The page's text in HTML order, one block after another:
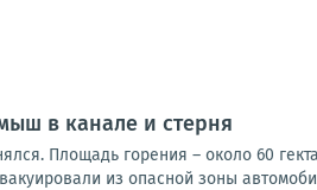
в канале и стерня
Площадь горения – около 60
из опасной зоны